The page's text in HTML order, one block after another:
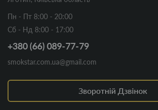
Пн - Пт 8:00 - 20:00
Сб - Нд 8:00 - 17:00
+380 (66) 089-77-79
smokstar.com.ua@gmail.com
Зворотній Дзвінок